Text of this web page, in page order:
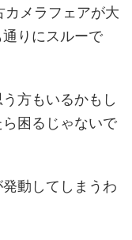
カメラフェアが大
りにスルーで
方もいるかもし
困るじゃないで
動してしまうわ